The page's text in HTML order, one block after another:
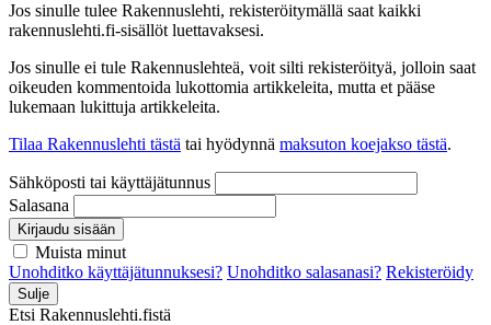
Jos sinulle tulee Rakennuslehti, rekisteröitymällä saat kaikki
rakennuslehti.fi-sisällöt luettavaksesi.
Jos sinulle ei tule Rakennuslehteä, voit silti rekisteröityä, jolloin saat
oikeuden kommentoida lukottomia artikkeleita, mutta et pääse
lukemaan lukittuja artikkeleita.
Tilaa Rakennuslehti tästä tai hyödynnä maksuton koejakso tästä.
Sähköposti tai käyttäjätunnus
Salasana
Kirjaudu sisään
Muista minut
Unohditko käyttäjätunnuksesi? Unohditko salasanasi? Rekisteröidy
Sulje
Etsi Rakennuslehti.fistä